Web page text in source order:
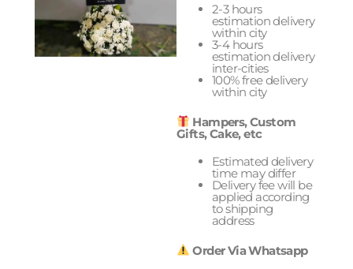
2-3 hours
estimation delivery
within city
3-4 hours
estimation delivery
inter-cities
100% free delivery
within city
Hampers, Custom
Gifts, Cake, etc
Estimated delivery
time may differ
Delivery fee will be
applied according
to shipping
address
Order Via Whatsapp